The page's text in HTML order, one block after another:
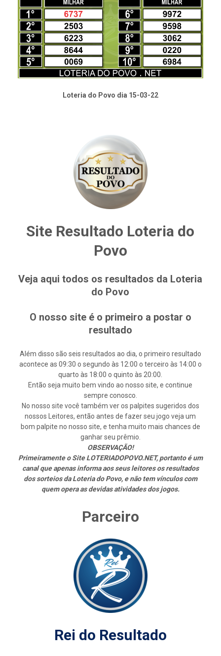
Loteria do Povo dia 15-03-22
Site Resultado Loteria do
Povo
Veja aqui todos os resultados da Loteria
do Povo
O nosso site é o primeiro a postar o
resultado
Além disso são seis resultados ao dia, o primeiro resultado
acontece as 09:30 o segundo às 12:00 o terceiro às 14:00 o
quarto às 18:00 o quinto às 20:00.
Então seja muito bem vindo ao nosso site, e continue
sempre conosco.
No nosso site você também ver os palpites sugeridos dos
nossos Leitores, então antes de fazer seu jogo veja um
bom palpite no nosso site, e tenha muito mais chances de
ganhar seu prêmio.
OBSERVAÇÃO!
Primeiramente o Site LOTERIADOPOVO.NET, portanto é um
canal que apenas informa aos seus leitores os resultados
dos sorteios da Loteria do Povo, e não tem vínculos com
quem opera as devidas atividades dos jogos.
Parceiro
Rei do Resultado